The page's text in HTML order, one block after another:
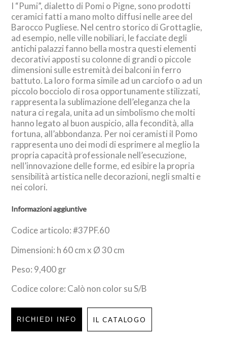
I “Pumi”, dialetto di Pomi o Pigne, sono prodotti
ceramici fatti a mano molto diffusi nelle aree del
Barocco Pugliese. Nel centro storico di Grottaglie,
ad esempio, nelle ville nobiliari, le facciate degli
antichi palazzi fanno bella mostra questi elementi
decorativi apposti su colonne di grandi o piccole
dimensioni sulle estremità dei balconi in ferro
battuto. La loro forma simile ad un carciofo o ad un
piccolo bocciolo di rosa opportunamente stilizzati,
rappresenta la sublimazione dell’eleganza che la
natura ci regala, unita ad un simbolismo che molti
hanno legato al buon auspicio, alla fecondità, alla
fortuna, all’abbondanza. Per noi ceramisti il Pomo
rappresenta uno dei modi di esprimere al meglio la
propria capacità professionale nell’esecuzione,
nell’innovazione delle forme, ed esibire la propria
sensibilità artistica nelle decorazioni, negli smalti e
nei colori.
Informazioni aggiuntive
Codice articolo: #37PF.60
Dimensioni: h 60 cm x Ø 30 cm
Peso: 9,400 gr
Codice colore: Calò non color su S/B
RICHIEDI INFO IL CATALOGO